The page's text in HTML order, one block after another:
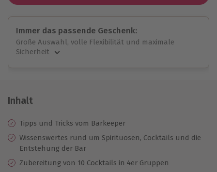
Immer das passende Geschenk:
Große Auswahl, volle Flexibilität und maximale
Sicherheit
Jeder Gutschein für alle Erlebnisse einlösbar.
10 Jahre gültig & verlängerbar.
Inhalt
Tipps und Tricks vom Barkeeper
Wissenswertes rund um Spirituosen, Cocktails und die
Entstehung der Bar
Zubereitung von 10 Cocktails in 4er Gruppen